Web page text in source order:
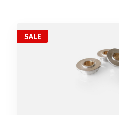
SALE